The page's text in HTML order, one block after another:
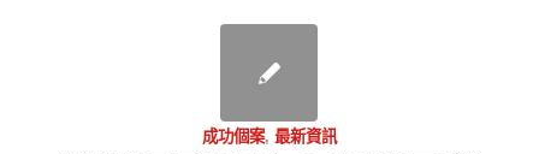
成功個案, 最新資訊